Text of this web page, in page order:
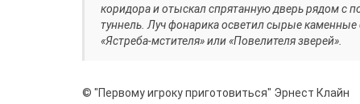
коридора и отыскал спрятанную дверь рядом с
туннель. Луч фонарика осветил сырые
«Ястреба-мстителя» или «Повелителя зверей».
© "Первому игроку приготовиться" Эрнест Клайн